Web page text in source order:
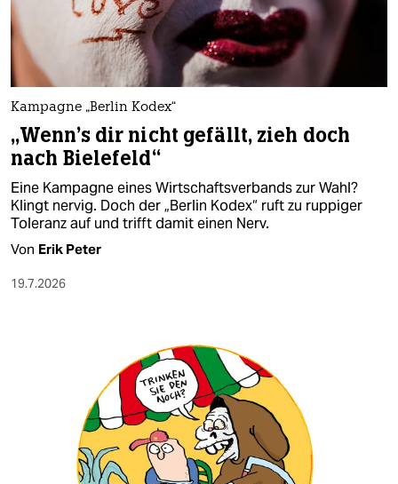
nord
wahrheit
verlag
verlag
veranstaltungen
shop
fragen & hilfe
unterstützen
epaper login
Kampagne „Berlin Kodex“
„Wenn's dir nicht gefällt, zieh doch
nach Bielefeld“
Eine Kampagne eines Wirtschaftsverbands zur Wahl?
Klingt nervig. Doch der „Berlin Kodex“ ruft zu ruppiger
Toleranz auf und trifft damit einen Nerv.
Von Erik Peter
19.7.2026